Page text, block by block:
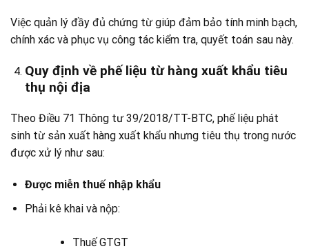
Việc quản lý đầy đủ chứng từ giúp đảm bảo tính minh bạch,
chính xác và phục vụ công tác kiểm tra, quyết toán sau này.
Quy định về phế liệu từ hàng xuất khẩu tiêu
thụ nội địa
Theo Điều 71 Thông tư 39/2018/TT-BTC, phế liệu phát
sinh từ sản xuất hàng xuất khẩu nhưng tiêu thụ trong nước
được xử lý như sau:
Được miễn thuế nhập khẩu
Phải kê khai và nộp:
Thuế GTGT